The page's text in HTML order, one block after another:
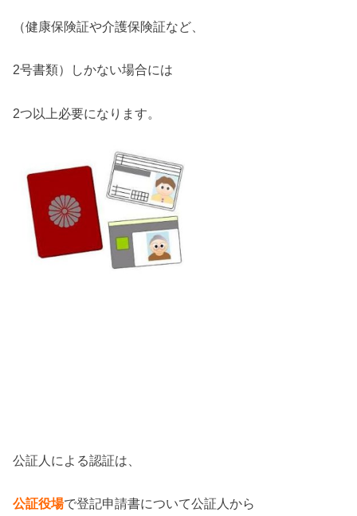
（健康保険証や介護保険証など、
2号書類）しかない場合には
2つ以上必要になります。
公証人による認証は、
公証役場で登記申請書について公証人から